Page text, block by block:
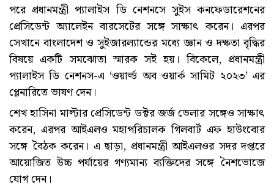
পরে প্রধানমন্ত্রী প্যালাইস ডি নেশনসে সুইস কনফেডারেশনের
প্রেসিডেন্ট অ্যালেইন বারসেটের সঙ্গে সাক্ষাৎ করেন। এরপর
সেখানে বাংলাদেশ ও সুইজারল্যান্ডের মধ্যে জ্ঞান ও দক্ষতা বৃদ্ধির
বিষয়ে একটি সমঝোতা স্মারক সই হয়। বিকেলে, প্রধানমন্ত্রী
প্যালাইস ডি নেশনস-এ ‘ওয়ার্ল্ড অব ওয়ার্ক সামিট ২০২৩’ এর
প্লেনারিতে ভাষণ দেন।
শেখ হাসিনা মাল্টার প্রেসিডেন্ট ডক্টর জর্জ ভেলার সঙ্গেও সাক্ষাৎ
করেন, এরপর আইএলও মহাপরিচালক গিলবার্ট এফ হাউংবোর
সঙ্গে বৈঠক করেন। এ ছাড়া, প্রধানমন্ত্রী আইএলওর সদর দপ্তরে
আয়োজিত উচ্চ পর্যায়ের গণ্যমান্য ব্যক্তিদের সঙ্গে নৈশভোজে
যোগ দেন।